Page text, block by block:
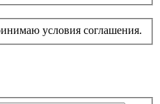
условия соглашения.